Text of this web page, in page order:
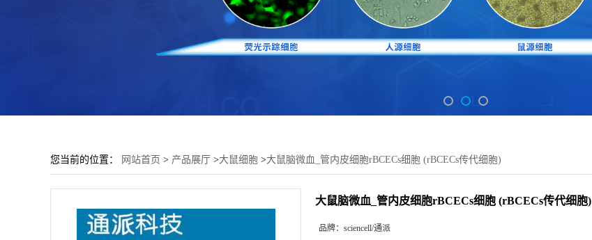
您当前的位置： 网站首页 > 产品展厅 >大鼠细胞 >大鼠脑微血_管内皮细胞rBCECs细胞 (rBCECs传代细胞)
大鼠脑微血_管内皮细胞rBCECs细胞 (rBCECs传代细胞)
品牌： sciencell/通派